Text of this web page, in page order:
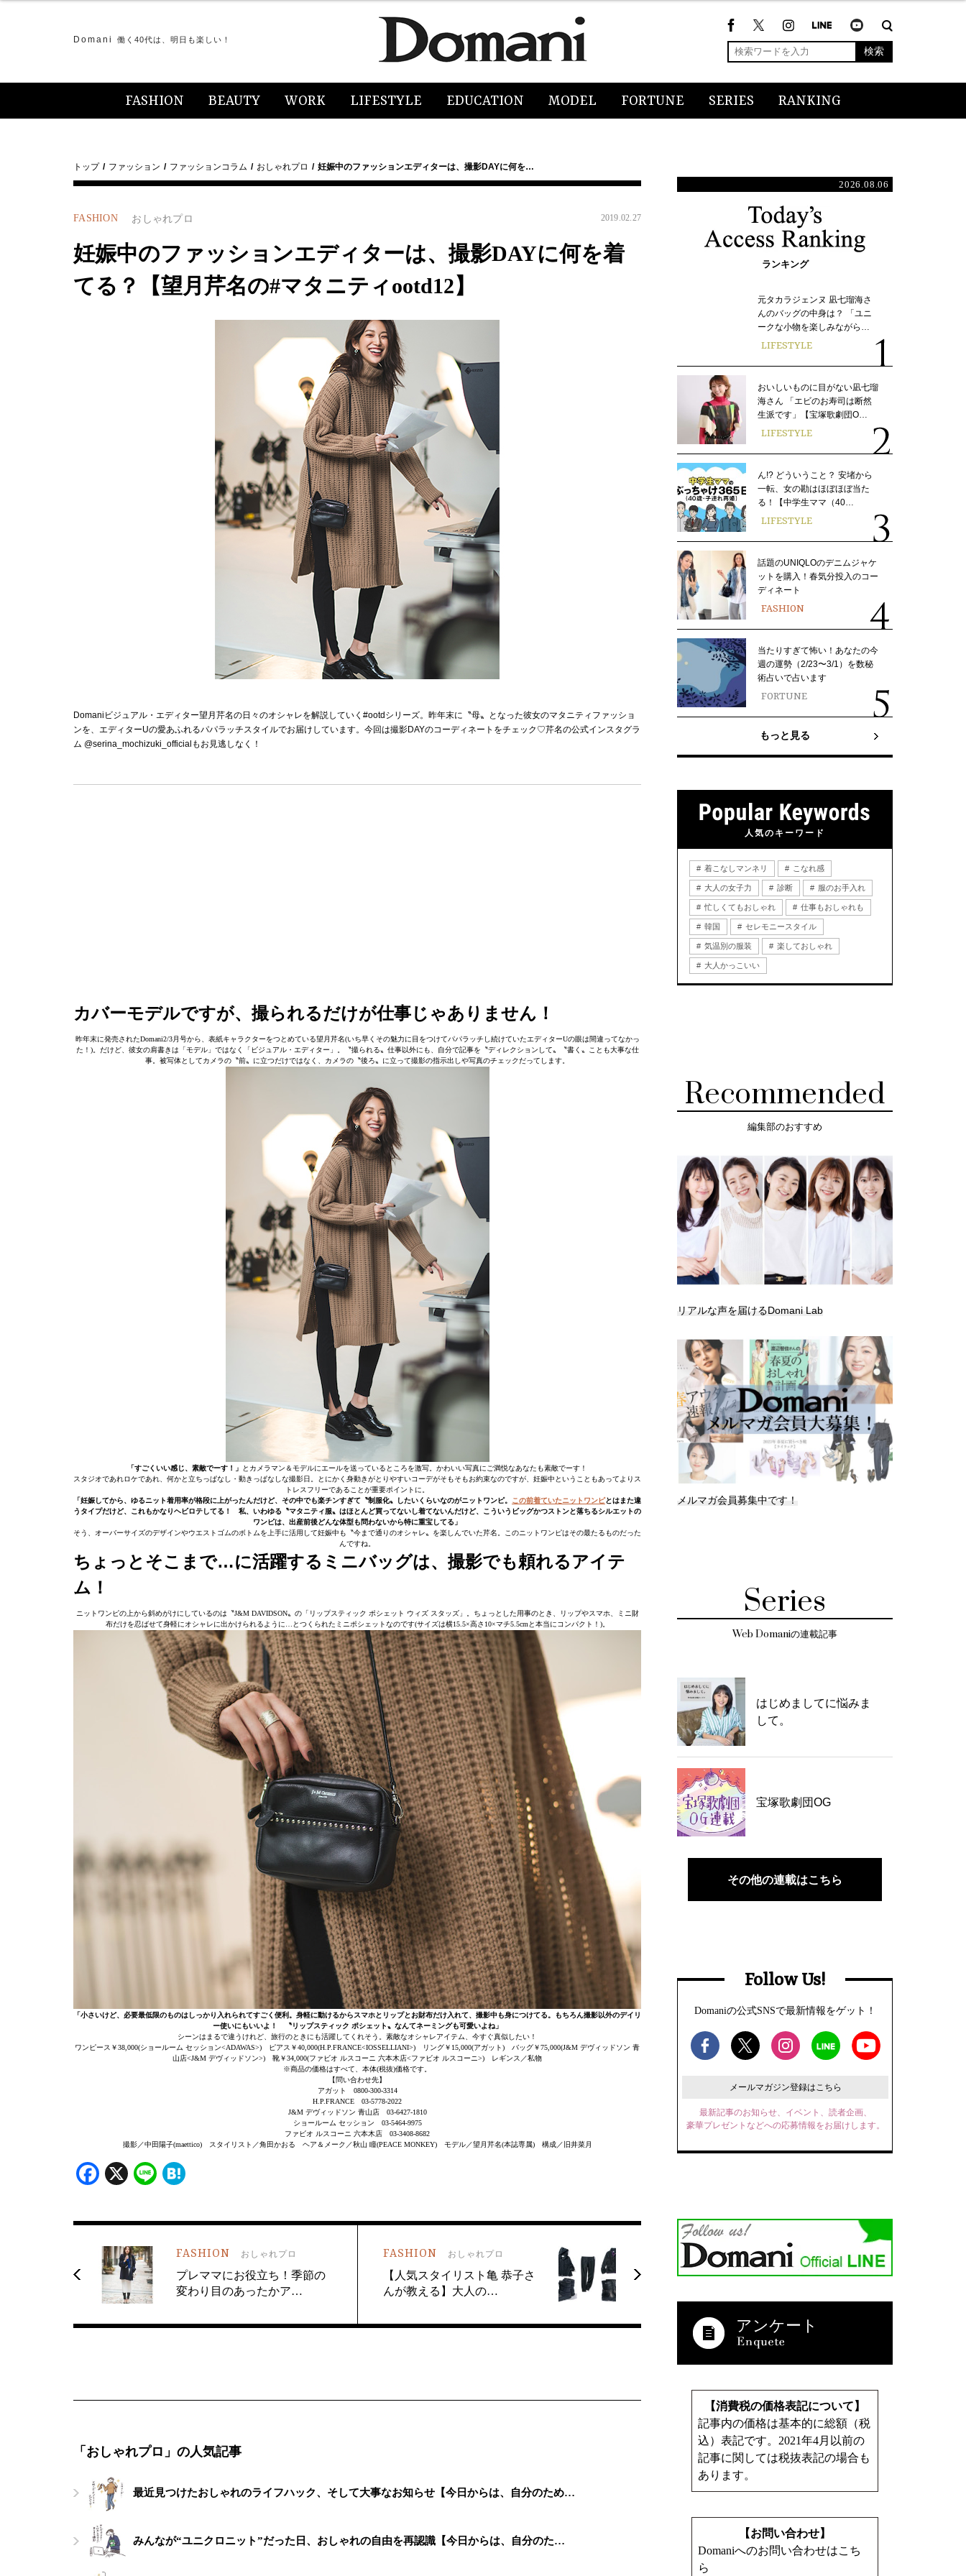
Domani 働く40代は、明日も楽しい！
検索
FASHION BEAUTY WORK LIFESTYLE EDUCATION MODEL FORTUNE SERIES RANKING
トップ ファッション ファッションコラム おしゃれプロ 妊娠中のファッションエディターは、撮影DAYに何を…
FASHION おしゃれプロ 2019.02.27
妊娠中のファッションエディターは、撮影DAYに何を着
てる？【望月芹名の#マタニティootd12】
Domaniビジュアル・エディター望月芹名の日々のオシャレを解説していく#ootdシリーズ。昨年末に〝母〟となった彼女のマタニティファッショ
ンを、エディターUの愛あふれるパパラッチスタイルでお届けしています。今回は撮影DAYのコーディネートをチェック♡芹名の公式インスタグラ
ム @serina_mochizuki_officialもお見逃しなく！
カバーモデルですが、撮られるだけが仕事じゃありません！
昨年末に発売されたDomani2/3月号から、表紙キャラクターをつとめている望月芹名(いち早くその魅力に目をつけてパパラッチし続けていたエディターUの眼は間違ってなかっ
た！)。だけど、彼女の肩書きは「モデル」ではなく「ビジュアル・エディター」。〝撮られる〟仕事以外にも、自分で記事を〝ディレクションして〟〝書く〟ことも大事な仕
事。被写体としてカメラの〝前〟に立つだけではなく、カメラの〝後ろ〟に立って撮影の指示出しや写真のチェックだってします。
「すごくいい感じ、素敵でーす！」
とカメラマン＆モデルにエールを送っているところを激写。かわいい写真にご満悦なあなたも素敵でーす！
スタジオであれロケであれ、何かと立ちっぱなし・動きっぱなしな撮影日。とにかく身動きがとりやすいコーデがそもそもお約束なのですが、妊娠中ということもあってよりス
トレスフリーであることが重要ポイントに。
「妊娠してから、ゆるニット着用率が格段に上がったんだけど、その中でも楽チンすぎて〝制服化〟したいくらいなのがニットワンピ。 この前着ていたニットワンピとはまた違
うタイプだけど、これもかなりヘビロテしてる！ 私、いわゆる〝マタニティ服〟はほとんど買ってないし着てないんだけど、こういうビッグかつストンと落ちるシルエットの
ワンピは、出産前後どんな体型も問わないから特に重宝してる」
そう、オーバーサイズのデザインやウエストゴムのボトムを上手に活用して妊娠中も〝今まで通りのオシャレ〟を楽しんでいた芹名。このニットワンピはその最たるものだった
んですね。
ちょっとそこまで…に活躍するミニバッグは、撮影でも頼れるアイテ
ム！
ニットワンピの上から斜めがけにしているのは〝J&M DAVIDSON〟の「リップスティック ポシェット ウィズ スタッズ」。ちょっとした用事のとき、リップやスマホ、ミニ財
布だけを忍ばせて身軽にオシャレに出かけられるように…とつくられたミニポシェットなのです(サイズは横15.5×高さ10×マチ5.5cmと本当にコンパクト！)。
「小さいけど、必要最低限のものはしっかり入れられてすごく便利。身軽に動けるからスマホとリップとお財布だけ入れて、撮影中も身につけてる。もちろん撮影以外のデイリ
ー使いにもいいよ！ 〝リップスティック ポシェット〟なんてネーミングも可愛いよね」
シーンはまるで違うけれど、旅行のときにも活躍してくれそう。素敵なオシャレアイテム、今すぐ真似したい！
ワンピース￥38,000(ショールーム セッション<ADAWAS>) ピアス￥40,000(H.P.FRANCE<IOSSELLIANI>) リング￥15,000(アガット) バッグ￥75,000(J&M デヴィッドソン 青
山店<J&M デヴィッドソン>) 靴￥34,000(ファビオ ルスコーニ 六本木店<ファビオ ルスコーニ>) レギンス／私物
※商品の価格はすべて、本体(税抜)価格です。
【問い合わせ先】
アガット 0800-300-3314
H.P.FRANCE 03-5778-2022
J&M デヴィッドソン 青山店 03-6427-1810
ショールーム セッション 03-5464-9975
ファビオ ルスコーニ 六本木店 03-3408-8682
撮影／中田陽子(maettico) スタイリスト／角田かおる ヘア＆メーク／秋山 瞳(PEACE MONKEY) モデル／望月芹名(本誌専属) 構成／旧井菜月
Facebook
X Line
FASHION おしゃれプロ
プレママにお役立ち！季節の
変わり目のあったかア…
FASHION おしゃれプロ
【人気スタイリスト亀 恭子さ
んが教える】大人の…
「おしゃれプロ」の人気記事
最近見つけたおしゃれのライフハック、そして大事なお知らせ【今日からは、自分のため…
みんなが“ユニクロニット”だった日、おしゃれの自由を再認識【今日からは、自分のた…
2026.08.06
ランキング
元タカラジェンヌ 凪七瑠海さ
んのバッグの中身は？ 「ユニ
ークな小物を楽しみながら…
LIFESTYLE
おいしいものに目がない凪七瑠
海さん 「エビのお寿司は断然
生派です」【宝塚歌劇団O…
LIFESTYLE
ん!? どういうこと？ 安堵から
一転、女の勘はほぼほぼ当た
る！【中学生ママ（40…
LIFESTYLE
話題のUNIQLOのデニムジャケ
ットを購入！春気分投入のコー
ディネート
FASHION
当たりすぎて怖い！あなたの今
週の運勢（2/23〜3/1）を数秘
術占いで占います
FORTUNE
もっと見る
人気のキーワード
着こなしマンネリ こなれ感
大人の女子力 診断 服のお手入れ
忙しくてもおしゃれ 仕事もおしゃれも
韓国 セレモニースタイル
気温別の服装 楽しておしゃれ
大人かっこいい
Recommended
編集部のおすすめ
リアルな声を届けるDomani Lab
メルマガ会員募集中です！
Series
Web Domaniの連載記事
はじめましてに悩みま
して。
宝塚歌劇団OG
その他の連載はこちら
Follow Us!
Domaniの公式SNSで最新情報をゲット！
メールマガジン登録はこちら
最新記事のお知らせ、イベント、読者企画、
豪華プレゼントなどへの応募情報をお届けします。
アンケート
【消費税の価格表記について】
記事内の価格は基本的に総額（税
込）表記です。2021年4月以前の
記事に関しては税抜表記の場合も
あります。
【お問い合わせ】
Domaniへのお問い合わせはこち
ら